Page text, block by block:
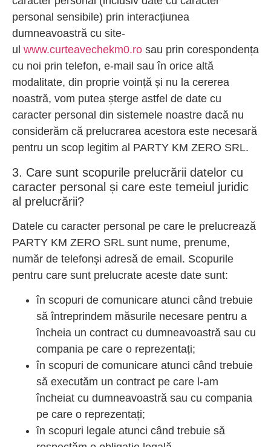
personal sensibile) prin interacțiunea
dumneavoastră cu site-
ul www.curteavechekm0.ro sau prin corespondența
cu noi prin telefon, e-mail sau în orice altă
modalitate, din proprie voință și nu la cererea
noastră, vom putea șterge astfel de date cu
caracter personal din sistemele noastre dacă nu
considerăm că prelucrarea acestora este necesară
pentru un scop legitim al PARTY KM ZERO SRL.
3. Care sunt scopurile prelucrării datelor cu
caracter personal și care este temeiul juridic
al prelucrării?
Datele cu caracter personal pe care le prelucrează
PARTY KM ZERO SRL sunt nume, prenume,
număr de telefonși adresă de email. Scopurile
pentru care sunt prelucrate aceste date sunt:
în scopuri de comunicare atunci când trebuie
să întreprindem măsurile necesare pentru a
încheia un contract cu dumneavoastră sau cu
compania pe care o reprezentați;
în scopuri de comunicare atunci când trebuie
să executăm un contract pe care l-am
încheiat cu dumneavoastră sau cu compania
pe care o reprezentați;
în scopuri legale atunci când trebuie să